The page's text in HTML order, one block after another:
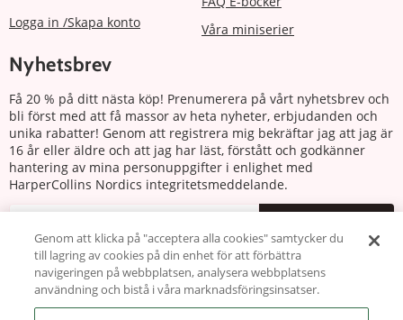
Logga in /Skapa konto
Våra miniserier
Nyhetsbrev
Få 20 % på ditt nästa köp! Prenumerera på vårt nyhetsbrev och
bli först med att få massor av heta nyheter, erbjudanden och
unika rabatter! Genom att registrera mig bekräftar jag att jag är
16 år eller äldre och att jag har läst, förstått och godkänner
hantering av mina personuppgifter i enlighet med
HarperCollins Nordics integritetsmeddelande.
Följ oss
Genom att klicka på "acceptera alla cookies" samtycker du
till lagring av cookies på din enhet för att förbättra
navigeringen på webbplatsen, analysera webbplatsens
användning och bistå i våra marknadsföringsinsatser.